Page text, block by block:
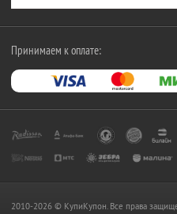
Принимаем к оплате:
2010-2026 © КупиКупон. Все права